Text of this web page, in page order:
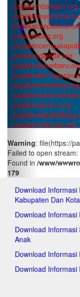
pagakembangan.org
pagacakung.org
pagakecgambir.org
pagakecmenteng.org
pagakecsenen.org
pagakeccilincing.org
pagakeckoja.org
pagakeccipayung.org
pagakecciracas.org
pagakecmakasar.org
Warning: file(https://
Failed to open
Found in /www/
179
Previous
Download
Kabupaten Dan Kota
Download
Download
Anak
Download
Download